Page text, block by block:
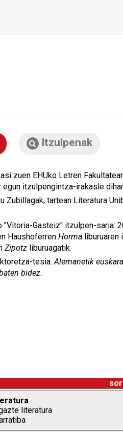
Itzulpenak
zuen EHUko Letren
itzulpengintza-irakasle
Zubillagak, tartean Literatura
Gasteiz" itzulpen-saria:
Haushoferren Horma liburuaren
Zipotz liburuagatik.
tesia:Alemanetik
bidez.
literatura